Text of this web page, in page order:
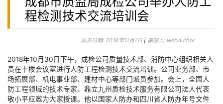
程检测技术交流培训会
发表日期: 2018年11月1日| 撰写人: webAuthor
2018年10月30日下午，成检公司质量技术部、消防中心组织相关人
员在十楼会议室进行人防工程检测技术交流培训。公司业务部、市
场拓展部、机电事业部、建材中心等部门派员参加。会上，全国人
防工程领域的技术专家、鼎立九州质检技术服务有限公司法人代表
敬小平应邀为大家授课。他以国家人防办和四川省人防办年号文件